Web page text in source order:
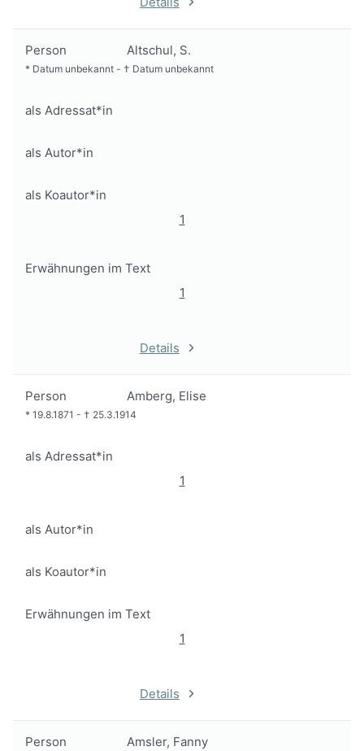
Person Altschul, S.
* Datum unbekannt - † Datum unbekannt
als Adressat*in
als Autor*in
als Koautor*in
1
Erwähnungen im Text
1
Details
Person Amberg, Elise
* 19.8.1871 - † 25.3.1914
als Adressat*in
1
als Autor*in
als Koautor*in
Erwähnungen im Text
1
Details
Person Amsler, Fanny